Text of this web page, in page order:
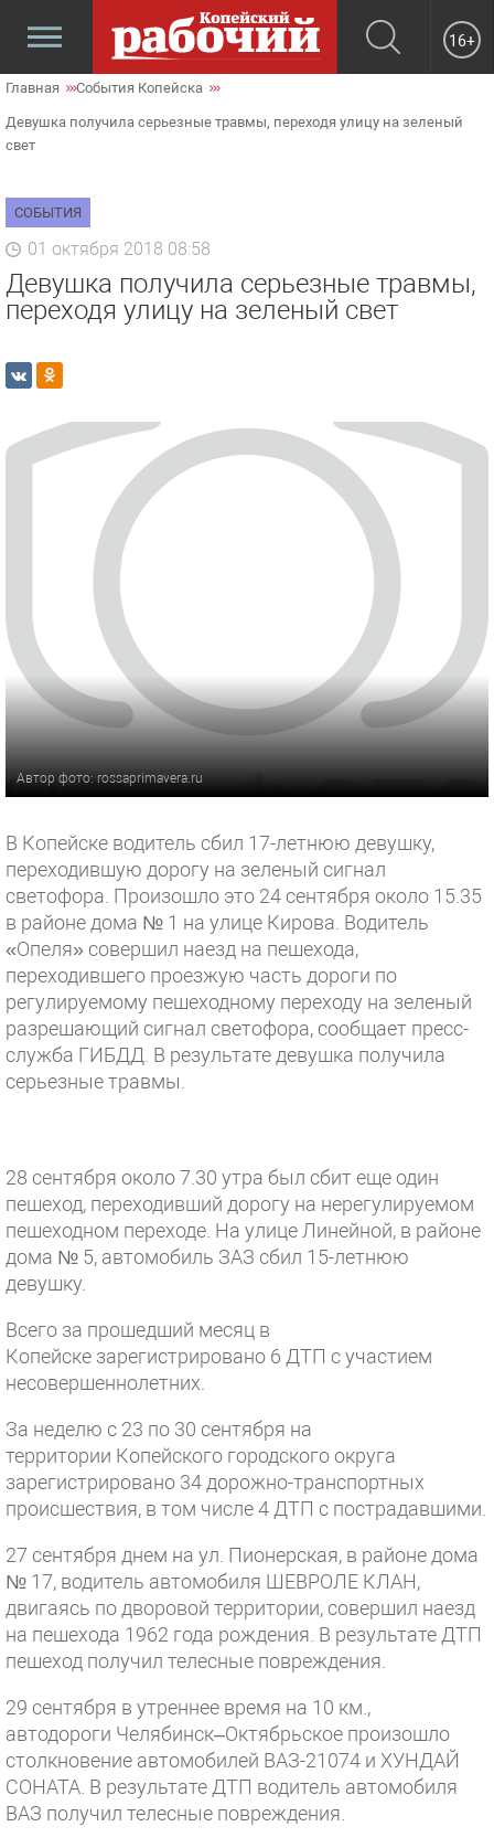
16+
Главная События Копейска
Девушка получила серьезные травмы, переходя улицу на зеленый
свет
СОБЫТИЯ
01 октября 2018 08:58
Девушка получила серьезные травмы,
переходя улицу на зеленый свет
Автор фото: rossaprimavera.ru
В Копейске водитель сбил 17-летнюю девушку,
переходившую дорогу на зеленый сигнал
светофора. Произошло это 24 сентября около 15.35
в районе дома № 1 на улице Кирова. Водитель
«Опеля» совершил наезд на пешехода,
переходившего проезжую часть дороги по
регулируемому пешеходному переходу на зеленый
разрешающий сигнал светофора, сообщает пресс-
служба ГИБДД. В результате девушка получила
серьезные травмы.
28 сентября около 7.30 утра был сбит еще один
пешеход, переходивший дорогу на нерегулируемом
пешеходном переходе. На улице Линейной, в районе
дома № 5, автомобиль ЗАЗ сбил 15-летнюю
девушку.
Всего за прошедший месяц в
Копейске зарегистрировано 6 ДТП с участием
несовершеннолетних.
За неделю с 23 по 30 сентября на
территории Копейского городского округа
зарегистрировано 34 дорожно-транспортных
происшествия, в том числе 4 ДТП с пострадавшими.
27 сентября днем на ул. Пионерская, в районе дома
№ 17, водитель автомобиля ШЕВРОЛЕ КЛАН,
двигаясь по дворовой территории, совершил наезд
на пешехода 1962 года рождения. В результате ДТП
пешеход получил телесные повреждения.
29 сентября в утреннее время на 10 км.,
автодороги Челябинск–Октябрьское произошло
столкновение автомобилей ВАЗ-21074 и ХУНДАЙ
СОНАТА. В результате ДТП водитель автомобиля
ВАЗ получил телесные повреждения.